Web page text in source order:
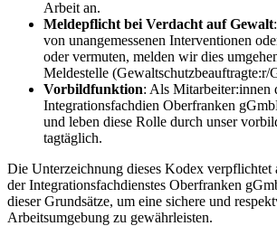
Arbeit an.
Meldepflicht bei Verdacht auf Gewalt
von unangemessenen Interventionen
oder vermuten, melden wir dies
Meldestelle (Gewaltschutzbeauftragte:r/
Vorbildfunktion: Als Mitarbeiter:innen
Integrationsfachdien Oberfranken
und leben diese Rolle durch unser
tagtäglich.
Die Unterzeichnung dieses Kodex verpflichtet
der Integrationsfachdienstes Oberfranken
dieser Grundsätze, um eine sichere und
Arbeitsumgebung zu gewährleisten.